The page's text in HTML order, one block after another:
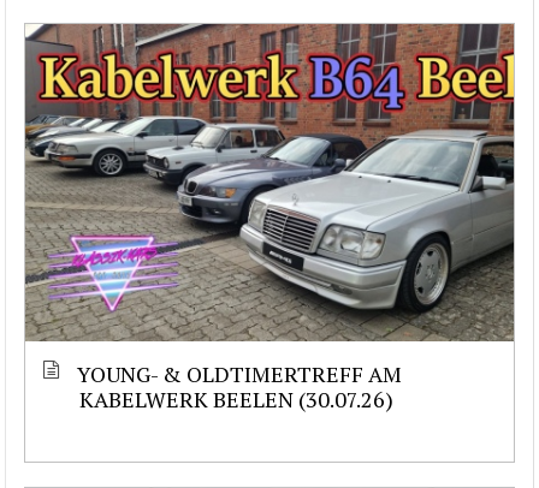
YOUNG- & OLDTIMERTREFF AM
KABELWERK BEELEN (30.07.26)